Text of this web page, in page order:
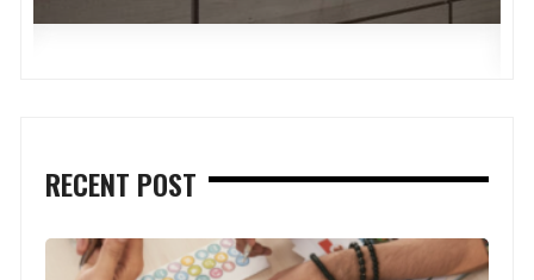
RECENT POST